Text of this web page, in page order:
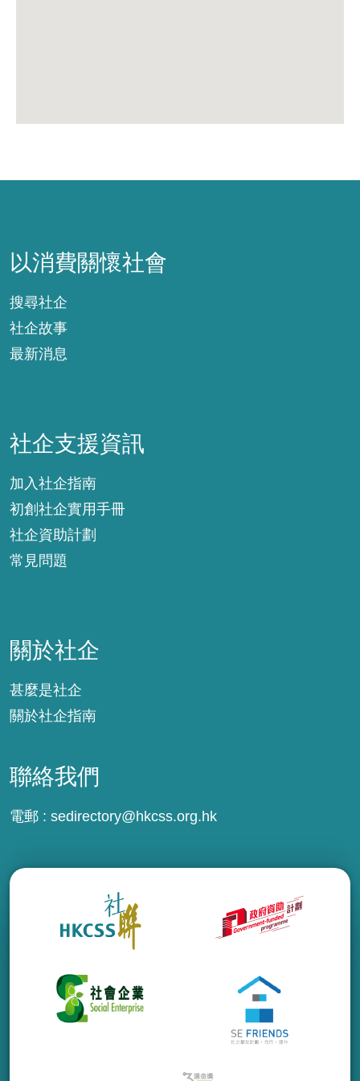
以消費關懷社會
搜尋社企
社企故事
最新消息
社企支援資訊
加入社企指南
初創社企實用手冊
社企資助計劃
常見問題
關於社企
甚麼是社企
關於社企指南
聯絡我們
電郵 : sedirectory@hkcss.org.hk